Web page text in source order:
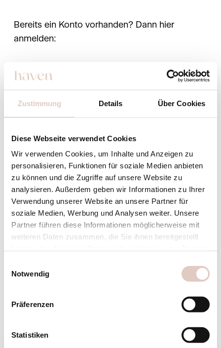
Zustimmung Details Über Cookies
Diese Webseite verwendet Cookies
Wir verwenden Cookies, um Inhalte und Anzeigen zu
personalisieren, Funktionen für soziale Medien anbieten
zu können und die Zugriffe auf unsere Website zu
analysieren. Außerdem geben wir Informationen zu Ihrer
Verwendung unserer Website an unsere Partner für
soziale Medien, Werbung und Analysen weiter. Unsere
Partner führen diese Informationen möglicherweise mit
weiteren Daten zusammen, die Sie ihnen bereitgestellt
Notwendig
Präferenzen
Statistiken
Bereits ein Konto vorhanden? Dann hier
anmelden:
Passwort vergessen
Passwort:
Jetzt zum Newsletter anmelden